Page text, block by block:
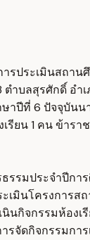
รประเมินสถา
ำบลสุรศักดิ์ อำ
าปีที่ 6 ปัจจุบัน
รียน 1 คน ข้าร
รรมประจำปีก
ะเมินโครงการ
นกิจกรรมห้อง
จัดกิจกรรมกา